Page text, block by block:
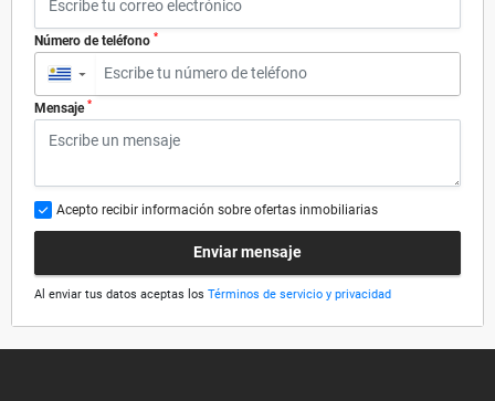
Número de teléfono *
▼
Mensaje *
Acepto recibir información sobre ofertas inmobiliarias
Enviar mensaje
Al enviar tus datos aceptas los Términos de servicio y privacidad